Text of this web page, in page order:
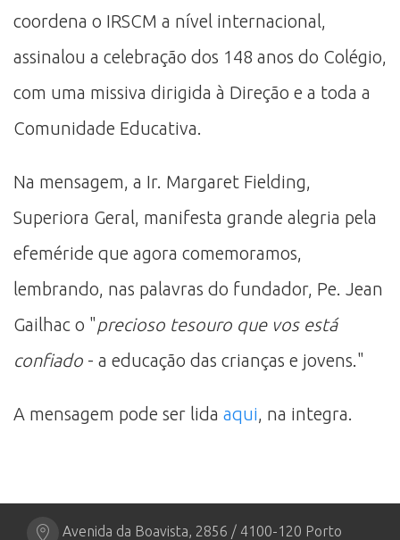
coordena o IRSCM a nível internacional,
assinalou a celebração dos 148 anos do Colégio,
com uma missiva dirigida à Direção e a toda a
Comunidade Educativa.
Na mensagem, a Ir. Margaret Fielding,
Superiora Geral, manifesta grande alegria pela
efeméride que agora comemoramos,
lembrando, nas palavras do fundador, Pe. Jean
Gailhac o "precioso tesouro que vos está
confiado - a educação das crianças e jovens."
A mensagem pode ser lida aqui, na integra.
Avenida da Boavista, 2856 / 4100-120 Porto